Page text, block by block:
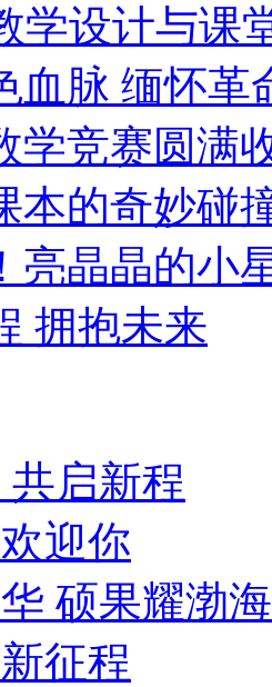
学设计与课
血脉 缅怀革
学竞赛圆满
本的奇妙碰
亮晶晶的小
拥抱未来
启新程
迎你
硕果耀渤海
征程